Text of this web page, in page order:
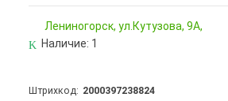
Лениногорск, ул.Кутузова, 9А,
Наличие: 1
Штрихкод 2000397238824